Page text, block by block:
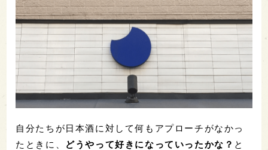
自分たちが日本酒に対して何もアプローチがなかっ
たときに、
どうやって好きになっていったかな？ と